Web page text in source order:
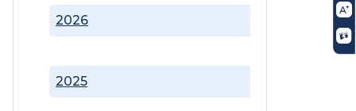
2025
2026